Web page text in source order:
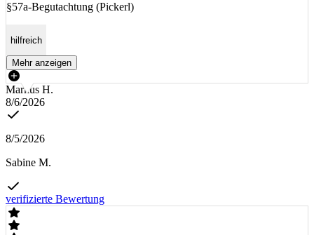
§57a-Begutachtung (Pickerl)
hilfreich
Mehr anzeigen
Markus H.
8/6/2026
8/5/2026
Sabine M.
verifizierte Bewertung